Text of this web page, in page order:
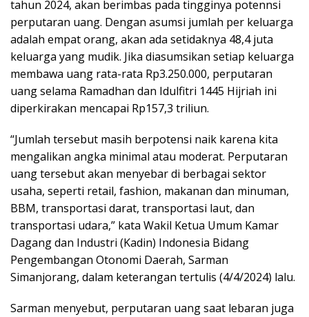
tahun 2024, akan berimbas pada tingginya potennsi
perputaran uang. Dengan asumsi jumlah per keluarga
adalah empat orang, akan ada setidaknya 48,4 juta
keluarga yang mudik. Jika diasumsikan setiap keluarga
membawa uang rata-rata Rp3.250.000, perputaran
uang selama Ramadhan dan Idulfitri 1445 Hijriah ini
diperkirakan mencapai Rp157,3 triliun.
“Jumlah tersebut masih berpotensi naik karena kita
mengalikan angka minimal atau moderat. Perputaran
uang tersebut akan menyebar di berbagai sektor
usaha, seperti retail, fashion, makanan dan minuman,
BBM, transportasi darat, transportasi laut, dan
transportasi udara,” kata Wakil Ketua Umum Kamar
Dagang dan Industri (Kadin) Indonesia Bidang
Pengembangan Otonomi Daerah, Sarman
Simanjorang, dalam keterangan tertulis (4/4/2024) lalu.
Sarman menyebut, perputaran uang saat lebaran juga